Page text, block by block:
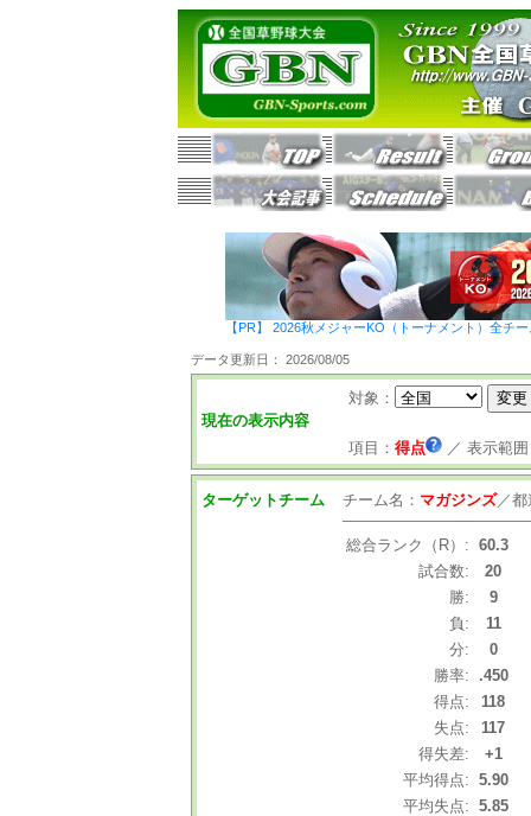
【PR】 2026秋メジャーKO（トーナメント）全チ
データ更新日： 2026/08/05
現在の表示内容
対象：
項目： 得点 ／ 表示範囲
ターゲットチーム チーム名： マガジンズ／都
総合ランク（R）: 60.3
試合数:
20
勝:
9
負:
11
分:
0
勝率:
.450
得点:
118
失点:
117
得失差:
+1
平均得点: 5.90
平均失点: 5.85